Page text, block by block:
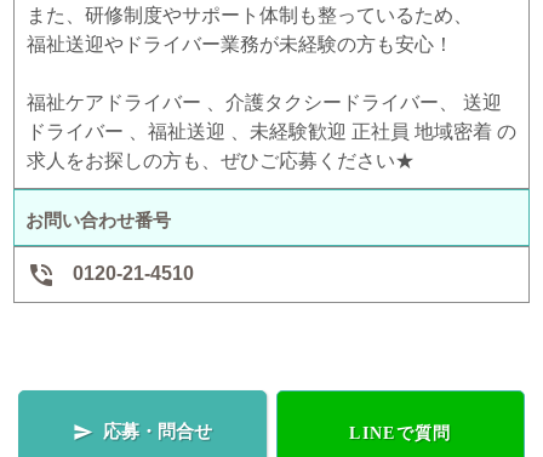
また、研修制度やサポート体制も整っているため、
福祉送迎やドライバー業務が未経験の方も安心！
福祉ケアドライバー 、介護タクシードライバー、 送迎
ドライバー 、福祉送迎 、未経験歓迎 正社員 地域密着 の
求人をお探しの方も、ぜひご応募ください★
お問い合わせ番号
 0120-21-4510
 応募・問合せ LINEで質問